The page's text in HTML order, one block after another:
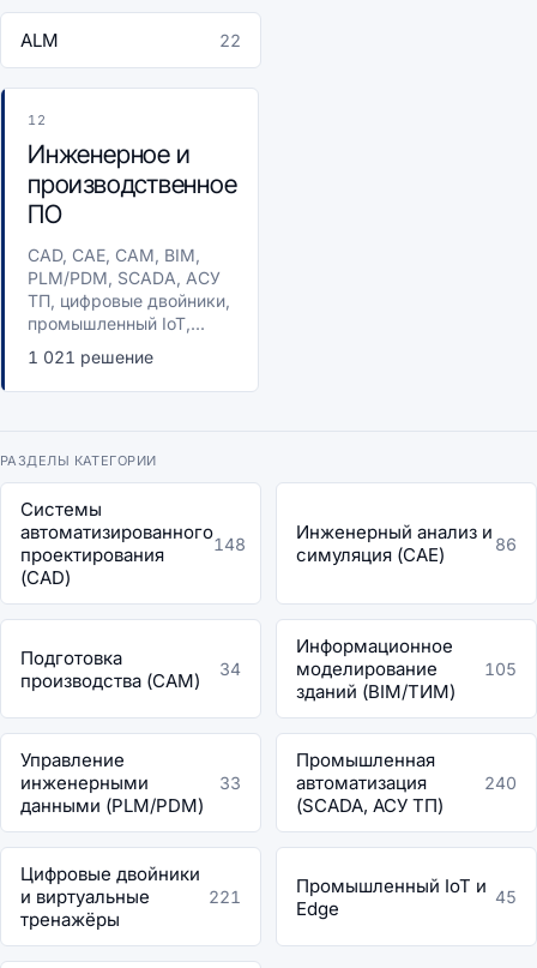
ALM 22
12
Инженерное и
производственное
ПО
CAD, CAE, CAM, BIM,
PLM/PDM, SCADA, АСУ
ТП, цифровые двойники,
промышленный IoT,...
1 021 решение
РАЗДЕЛЫ КАТЕГОРИИ
Системы
автоматизированного
проектирования
(CAD)
148
Инженерный анализ и
симуляция (CAE)
86
Подготовка
производства (CAM)
34
Информационное
моделирование
зданий (BIM/ТИМ)
105
Управление
инженерными
данными (PLM/PDM)
33
Промышленная
автоматизация
(SCADA, АСУ ТП)
240
Цифровые двойники
и виртуальные
тренажёры
221
Промышленный IoT и
Edge
45